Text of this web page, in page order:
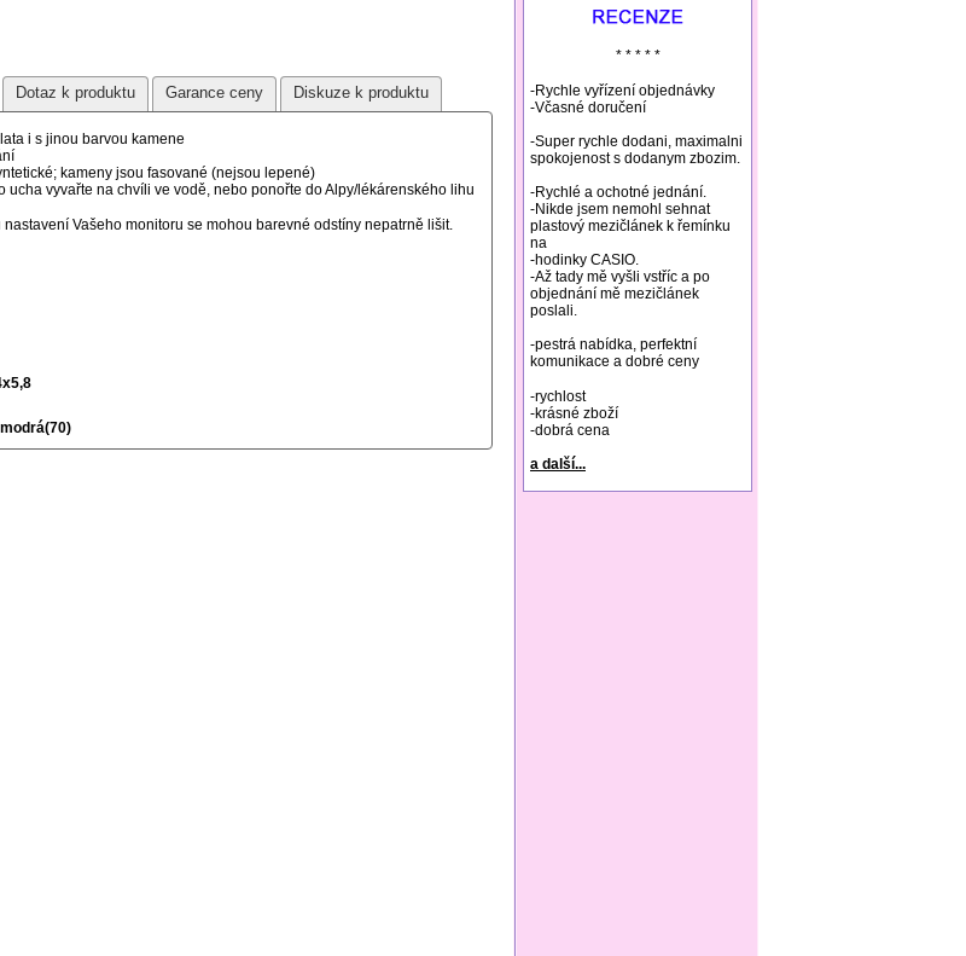
Dotaz k produktu Garance ceny Diskuze k produktu
i s jinou barvou kamene
kameny jsou fasované (nejsou lepené)
ucha vyvařte na chvíli ve vodě, nebo ponořte do Alpy/lékárenského lihu
Vašeho monitoru se mohou barevné odstíny nepatrně lišit.
* * * * *
-Rychle vyřízení objednávky
-Včasné doručení
-Super rychle dodani, maximalni
spokojenost s dodanym zbozim.
-Rychlé a ochotné jednání.
-Nikde jsem nemohl sehnat
plastový mezičlánek k řemínku
na
-hodinky CASIO.
-Až tady mě vyšli vstříc a po
objednání mě mezičlánek
poslali.
-pestrá nabídka, perfektní
komunikace a dobré ceny
-rychlost
-krásné zboží
-dobrá cena
a další...